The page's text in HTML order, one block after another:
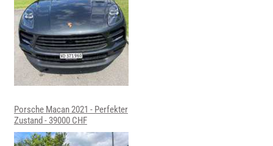
Porsche Macan 2021 - Perfekter
Zustand - 39000 CHF